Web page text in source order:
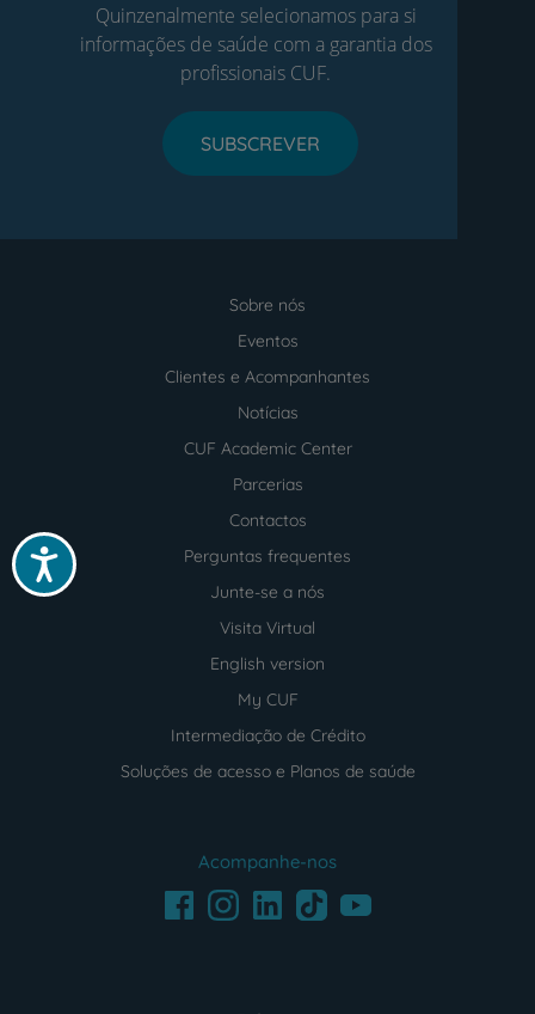
Acessibilidade
Quinzenalmente selecionamos para si
informações de saúde com a garantia dos
profissionais CUF.
SUBSCREVER
Sobre nós
Eventos
Clientes e Acompanhantes
Notícias
CUF Academic Center
Parcerias
Contactos
Perguntas frequentes
Junte-se a nós
Visita Virtual
English version
My CUF
Intermediação de Crédito
Soluções de acesso e Planos de saúde
Acompanhe-nos
FacebookInstagramLinkedInTikTokYoutube